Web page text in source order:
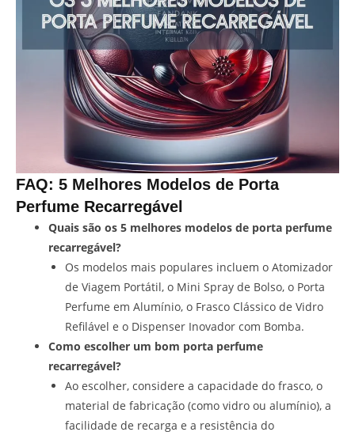
FAQ: 5 Melhores Modelos de Porta
Perfume Recarregável
Quais são os 5 melhores modelos de porta perfume
recarregável?
Os modelos mais populares incluem o Atomizador
de Viagem Portátil, o Mini Spray de Bolso, o Porta
Perfume em Alumínio, o Frasco Clássico de Vidro
Refilável e o Dispenser Inovador com Bomba.
Como escolher um bom porta perfume
recarregável?
Ao escolher, considere a capacidade do frasco, o
material de fabricação (como vidro ou alumínio), a
facilidade de recarga e a resistência do